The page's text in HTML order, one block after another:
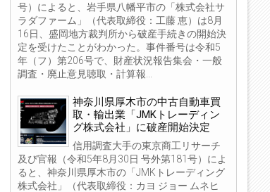
号）によると、岩手県八幡平市の「株式会社サ
ラダファーム」（代表取締役：工藤 恵）は8月
16日、盛岡地方裁判所から破産手続きの開始決
定を受けたことがわかった。事件番号は令和5
年（フ）第206号で、財産状況報告集会・一般
調査・廃止意見聴取・計算報...
神奈川県厚木市の中古自動車買
取・輸出業「JMKトレーディン
グ株式会社」に破産開始決定
信用調査大手の東京商工リサーチ
及び官報（令和5年8月30日 号外第181号）によ
ると、神奈川県厚木市の「JMKトレーディング
株式会社」（代表取締役：カヨ ジョー ムネヒ